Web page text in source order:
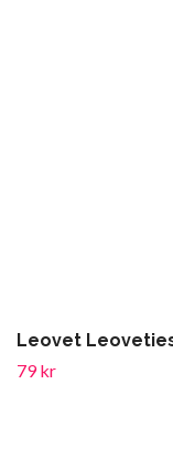
Leovet
79 kr